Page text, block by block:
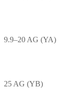
9.9–20 AG (YA)
25 AG (YB)